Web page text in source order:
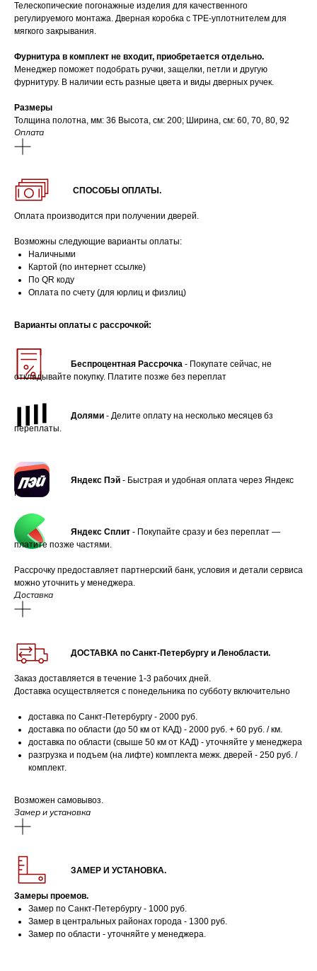
Телескопические погонажные изделия для качественного
регулируемого монтажа. Дверная коробка с TPE-уплотнителем для
мягкого закрывания.
Фурнитура в комплект не входит, приобретается отдельно.
Менеджер поможет подобрать ручки, защелки, петли и другую
фурнитуру. В наличии есть разные цвета и виды дверных ручек.
Размеры
Толщина полотна, мм: 36 Высота, см: 200; Ширина, см: 60, 70, 80, 92
Оплата
СПОСОБЫ ОПЛАТЫ.
Оплата производится при получении дверей.
Возможны следующие варианты оплаты:
Наличными
Картой (по интернет ссылке)
По QR коду
Оплата по счету (для юрлиц и физлиц)
Варианты оплаты с рассрочкой:
Беспроцентная Рассрочка - Покупате сейчас, не
откладывайте покупку. Платите позже без переплат
Долями - Делите оплату на несколько месяцев бз
переплаты.
Яндекс Пэй - Быстрая и удобная оплата через Яндекс
Пэй.
Яндекс Сплит - Покупайте сразу и без переплат —
платите позже частями.
Рассрочку предоставляет партнерский банк, условия и детали сервиса
можно уточнить у менеджера.
Доставка
ДОСТАВКА по Санкт-Петербургу и Ленобласти.
Заказ доставляется в течение 1-3 рабочих дней.
Доставка осуществляется с понедельника по субботу включительно
доставка по Санкт-Петербургу - 2000 руб.
доставка по области (до 50 км от КАД) - 2000 руб. + 60 руб. / км.
доставка по области (свыше 50 км от КАД) - уточняйте у менеджера
разгрузка и подъем (на лифте) комплекта межк. дверей - 250 руб. /
комплект.
Возможен самовывоз.
Замер и установка
ЗАМЕР И УСТАНОВКА.
Замеры проемов.
Замер по Санкт-Петербургу - 1000 руб.
Замер в центральных районах города - 1300 руб.
Замер по области - уточняйте у менеджера.